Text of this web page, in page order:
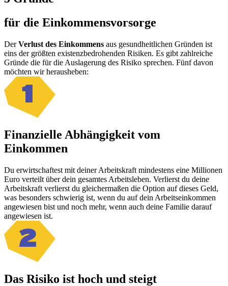
für die Einkommensvorsorge
DerVerlust des Einkommens aus gesundheitlichen Gründen ist
eins der größten existenzbedrohenden Risiken. Es gibt zahlreiche
Gründe die für die Auslagerung des Risiko sprechen. Fünf davon
möchten wir herausheben:
1
Finanzielle Abhängigkeit vom
Einkommen
Du erwirtschaftest mit deiner Arbeitskraft mindestens eine Millionen
Euro verteilt über dein gesamtes Arbeitsleben. Verlierst du deine
Arbeitskraft verlierst du gleichermaßen die Option auf dieses Geld,
was besonders schwierig ist, wenn du auf dein Arbeitseinkommen
angewiesen bist und noch mehr, wenn auch deine Familie darauf
angewiesen ist.
2
Das Risiko ist hoch und steigt